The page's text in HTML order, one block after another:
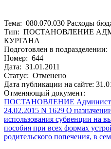
Тема: 080.070.030 Расходы
Тип: ПОСТАНОВЛЕНИЕ
КУРГАНА
Подготовлен в
Номер: 644
Дата: 31.01.2011
Статус: Отменено
Дата публикации на сайте:
Отменяющий документ:
ПОСТАНОВЛЕНИЕ
24.02.2015 N 1629 О
использования субвенции на
пособия при всех формах
родительского попечения, в